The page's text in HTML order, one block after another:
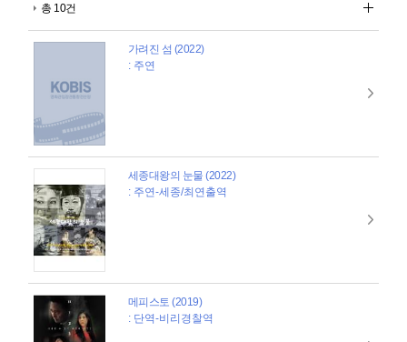
총 10건
가려진 섬 (2022)
: 주연
세종대왕의 눈물 (2022)
: 주연-세종/최연출역
메피스토 (2019)
: 단역-비리경찰역